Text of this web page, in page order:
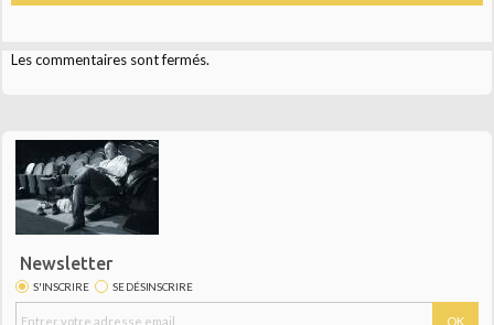
Les commentaires sont fermés.
Newsletter
S'INSCRIRE SE DÉSINSCRIRE